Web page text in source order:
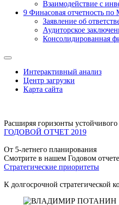
Взаимодействие с
9 Финасовая отчетность
Заявление об
Аудиторское
Консолидированная
Интерактивный анализ
Центр загрузки
Карта сайта
Расширяя горизонты устойчивого
ГОДОВОЙ ОТЧЕТ 2019
От 5-летнего планирования
Смотрите в нашем Годовом отчете
Стратегические приоритеты
К долгосрочной стратегической